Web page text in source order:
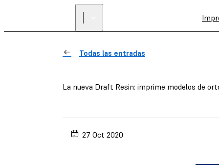
Todas las entradas
La nueva Draft Resin: imprime modelos de
27 Oct 2020